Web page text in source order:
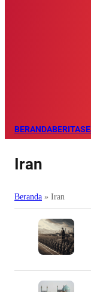
BERANDABERITA
Iran
Beranda » Iran